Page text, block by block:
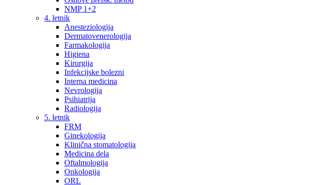
NMP 1+2
4. letnik
Anesteziologija
Dermatovenerologija
Farmakologija
Higiena
Kirurgija
Infekcijske bolezni
Interna medicina
Nevrologija
Psihiatrija
Radiologija
5. letnik
FRM
Ginekologija
Klinična stomatologija
Medicina dela
Oftalmologija
Onkologija
ORL